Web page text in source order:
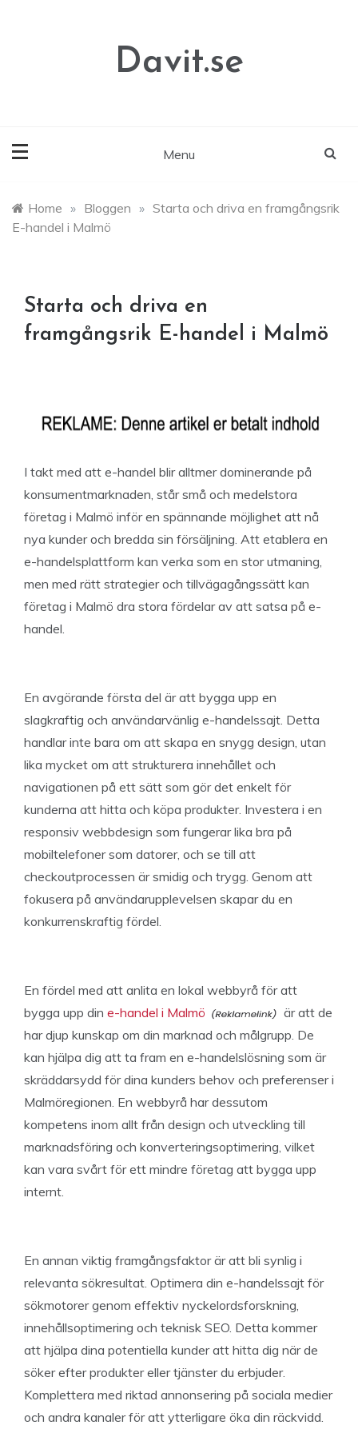
Davit.se
Menu
Home » Bloggen » Starta och driva en framgångsrik
E-handel i Malmö
Starta och driva en
framgångsrik E-handel i Malmö
I takt med att e-handel blir alltmer dominerande på
konsumentmarknaden, står små och medelstora
företag i Malmö inför en spännande möjlighet att nå
nya kunder och bredda sin försäljning. Att etablera en
e-handelsplattform kan verka som en stor utmaning,
men med rätt strategier och tillvägagångssätt kan
företag i Malmö dra stora fördelar av att satsa på e-
handel.
En avgörande första del är att bygga upp en
slagkraftig och användarvänlig e-handelssajt. Detta
handlar inte bara om att skapa en snygg design, utan
lika mycket om att strukturera innehållet och
navigationen på ett sätt som gör det enkelt för
kunderna att hitta och köpa produkter. Investera i en
responsiv webbdesign som fungerar lika bra på
mobiltelefoner som datorer, och se till att
checkoutprocessen är smidig och trygg. Genom att
fokusera på användarupplevelsen skapar du en
konkurrenskraftig fördel.
En fördel med att anlita en lokal webbyrå för att
bygga upp din e-handel i Malmö
är att de
har djup kunskap om din marknad och målgrupp. De
kan hjälpa dig att ta fram en e-handelslösning som är
skräddarsydd för dina kunders behov och preferenser i
Malmöregionen. En webbyrå har dessutom
kompetens inom allt från design och utveckling till
marknadsföring och konverteringsoptimering, vilket
kan vara svårt för ett mindre företag att bygga upp
internt.
En annan viktig framgångsfaktor är att bli synlig i
relevanta sökresultat. Optimera din e-handelssajt för
sökmotorer genom effektiv nyckelordsforskning,
innehållsoptimering och teknisk SEO. Detta kommer
att hjälpa dina potentiella kunder att hitta dig när de
söker efter produkter eller tjänster du erbjuder.
Komplettera med riktad annonsering på sociala medier
och andra kanaler för att ytterligare öka din räckvidd.